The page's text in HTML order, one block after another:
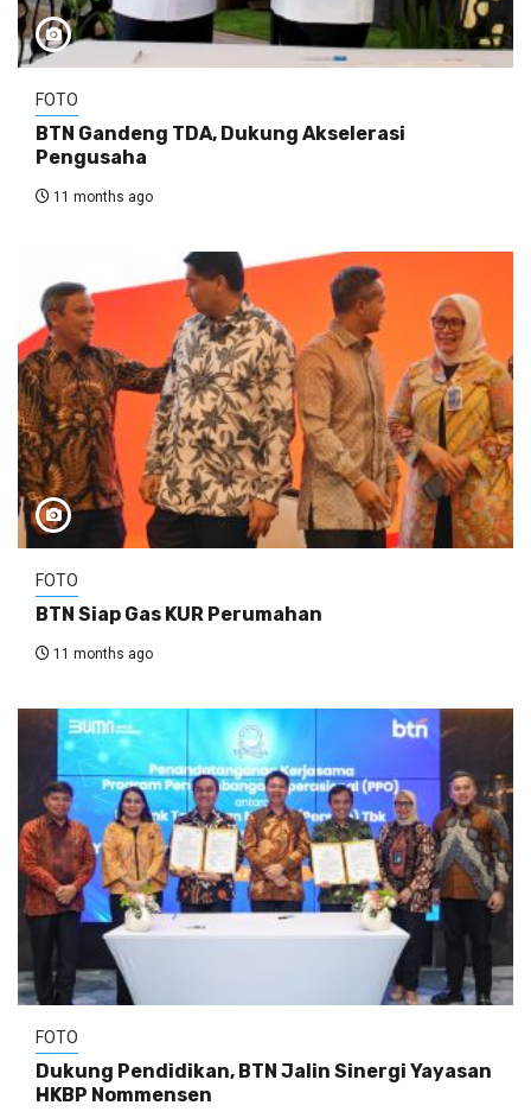
FOTO
BTN Gandeng TDA, Dukung Akselerasi
Pengusaha
11 months ago
FOTO
BTN Siap Gas KUR Perumahan
11 months ago
FOTO
Dukung Pendidikan, BTN Jalin Sinergi Yayasan
HKBP Nommensen